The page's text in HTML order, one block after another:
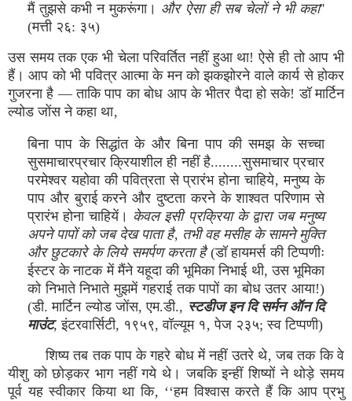
मैं तुझसे कभी न मुकरूंगा। और ऐसा ही सब चेलों ने भी कहा''
(मत्ती २६: ३५)
उस समय तक एक भी चेला परिवर्तित नहीं हुआ था! ऐसे ही तो आप भी
हैं। आप को भी पवित्र आत्मा के मन को झकझोरने वाले कार्य से होकर
गुजरना है — ताकि पाप का बोध आप के भीतर पैदा हो सके! डॉ मार्टिन
ल्योड जोंस ने कहा था‚
बिना पाप के सिद्धांत के और बिना पाप की समझ के सच्चा
सुसमाचारप्रचार क्रियाशील ही नहीं है........सुसमाचार प्रचार
परमेश्वर यहोवा की पवित्रता से प्रारंभ होना चाहिये‚ मनुष्य के
पाप और बुराई करने और दुष्टता करने के शाश्वत परिणाम से
प्रारंभ होना चाहियें। केवल इसी प्रक्रिया के द्वारा जब मनुष्य
अपने पापों को जब देख पाता है‚ तभी वह मसीह के सामने मुक्ति
और छुटकारे के लिये समर्पण करता है(डॉ हायमर्स की टिप्पणीः
ईस्टर के नाटक में मैंने यहूदा की भूमिका निभाई थी, उस भूमिका
को निभाते निभाते मुझमें गहराई तक पापों का बोध उतर आया!)
(डी. मार्टिन ल्योड जोंस, एम.डी., स्टडीज इन दि सर्मन ऑन दि
माउंट, इंटरवार्सिटी, १९५९, वॉल्यूम १‚ पेज २३५; स्व टिप्पणी)
शिष्य तब तक पाप के गहरे बोध में नहीं उतरे थे‚ जब तक कि वे
यीशु को छोड़कर भाग नहीं गये थे। जबकि इन्हीं शिष्यों ने थोड़े समय
पूर्व यह स्वीकार किया था कि‚ ‘‘हम विश्वास करते हैं कि आप प्रभु